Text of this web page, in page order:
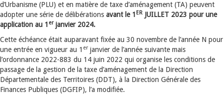
d’Urbanisme (PLU) et en matière de taxe d’aménagement (TA) peuvent
adopter une série de délibérations avant le 1 ER JUILLET 2023 pour une
application au 1 erjanvier 2024.
Cette échéance était auparavant fixée au 30 novembre de l’année N pour
une entrée en vigueur au 1 er janvier de l’année suivante mais
l’ordonnance 2022-883 du 14 juin 2022 qui organise les conditions de
passage de la gestion de la taxe d’aménagement de la Direction
Départementale des Territoires (DDT), à la Direction Générale des
Finances Publiques (DGFIP), l’a modifiée.